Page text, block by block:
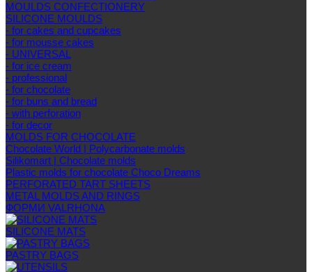
MOULDS CONFECTIONERY
SILICONE MOULDS
- for cakes and cupcakes
- for mousse cakes
- UNIVERSAL
- for ice cream
- professional
- for chocolate
- for buns and bread
- with perforation
- for decor
MOLDS FOR CHOCOLATE
Chocolate World | Polycarbonate molds
Silikomart | Chocolate molds
Plastic molds for chocolate Choco Dreams
PERFORATED TART SHEETS
METAL MOLDS AND RINGS
ФОРМИ VALRHONA
SILICONE MATS
PASTRY BAGS